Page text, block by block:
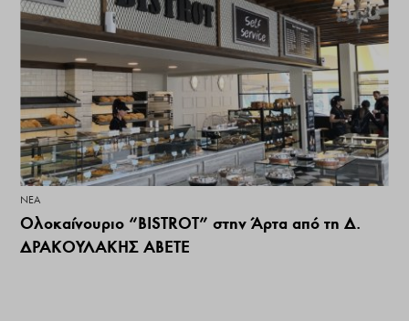
ΝΕΑ
Ολοκαίνουριο “BISTROT” στην Άρτα από τη Δ.
ΔΡΑΚΟΥΛΑΚΗΣ ΑΒΕΤΕ